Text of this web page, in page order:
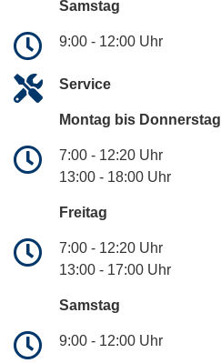
Samstag
9:00 - 12:00 Uhr
Service
Montag bis Donnerstag
7:00 - 12:20 Uhr
13:00 - 18:00 Uhr
Freitag
7:00 - 12:20 Uhr
13:00 - 17:00 Uhr
Samstag
9:00 - 12:00 Uhr